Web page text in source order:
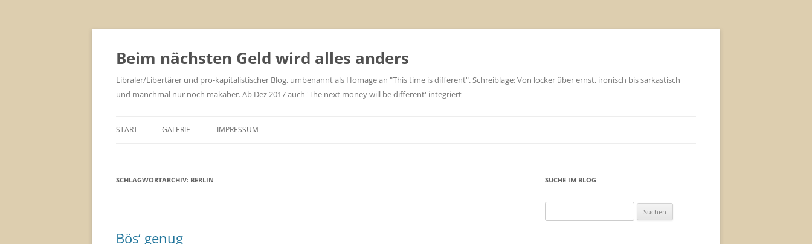
Zum
springen
Beim nächsten Geld wird alles anders
Libraler/Libertärer und pro-kapitalistischer Blog, umbenannt als Homage an "This time is different". Schreiblage: Von locker über ernst, ironisch bis sarkastisch
und manchmal nur noch makaber. Ab Dez 2017 auch 'The next money will be different' integriert
START GALERIE IMPRESSUM
SCHLAGWORTARCHIV: BERLIN
Bös‘ genug
SUCHE IM BLOG
nach: